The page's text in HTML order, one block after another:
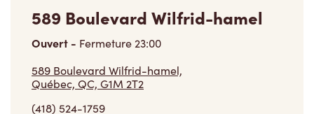
589 Boulevard Wilfrid-hamel
Ouvert - Fermeture23:00
589 Boulevard Wilfrid-hamel,
Québec, QC, G1M 2T2
(418) 524-1759